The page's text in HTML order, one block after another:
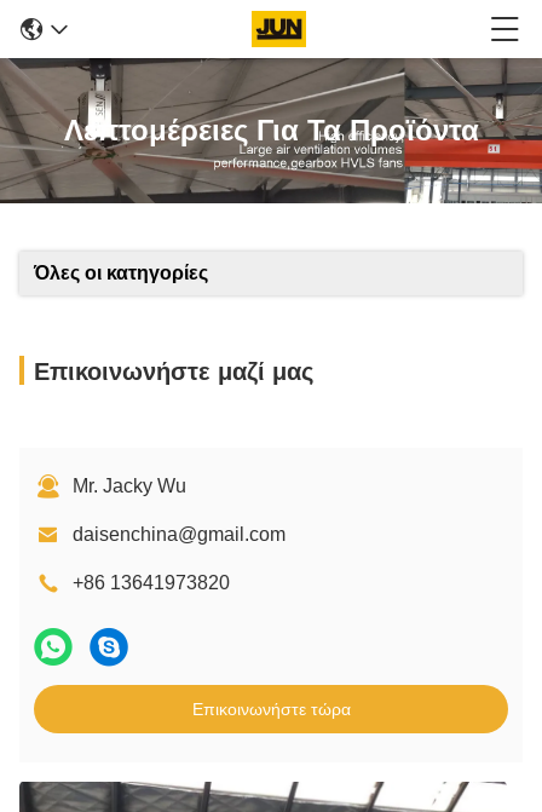
Λεπτομέρειες Για Τα Προϊόντα
Όλες οι κατηγορίες
Επικοινωνήστε μαζί μας
Mr. Jacky Wu
daisenchina@gmail.com
+86 13641973820
Επικοινωνήστε τώρα